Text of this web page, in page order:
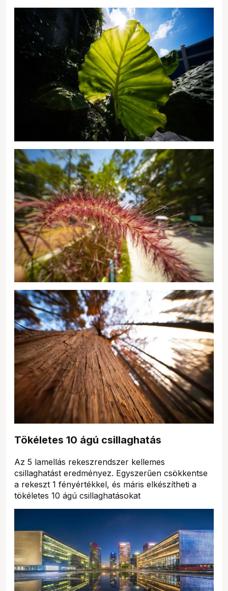
Tökéletes 10 ágú csillaghatás
Az 5 lamellás rekeszrendszer kellemes
csillaghatást eredményez. Egyszerűen csökkentse
a rekeszt 1 fényértékkel, és máris elkészítheti a
tökéletes 10 ágú csillaghatásokat